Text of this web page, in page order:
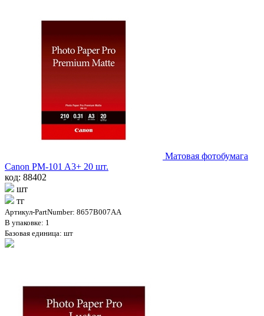
Матовая фотобумага
Canon PM-101 A3+ 20 шт.
код: 88402
шт
тг
Артикул-PartNumber: 8657B007AA
В упаковке: 1
Базовая единица: шт